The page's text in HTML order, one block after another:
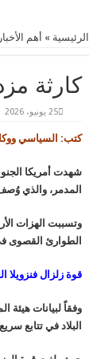
الرئيسية » أهم اﻷخبار
كارثة
25 يونيو، 2026
كتب: السياسي
شهدت أمريكا
المدمر، والذي وُصف
وتسببت الهزات
الطوارئ القصوى
قوة زلزال فنزويلا
البلاد في تتابع سريع بفارق